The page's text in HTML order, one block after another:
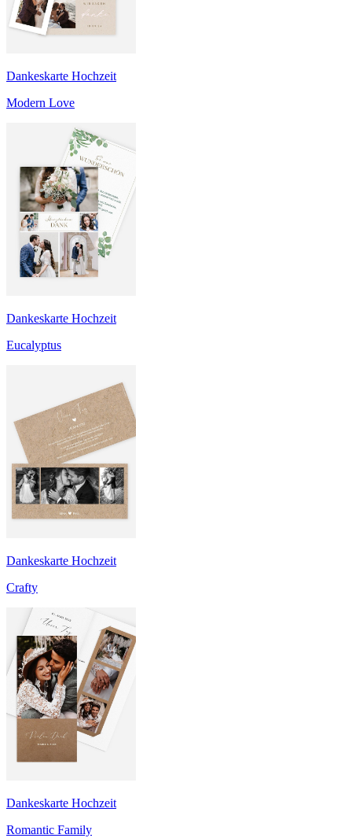
Dankeskarte Hochzeit
Modern Love
Dankeskarte Hochzeit
Eucalyptus
Dankeskarte Hochzeit
Crafty
Dankeskarte Hochzeit
Romantic Family